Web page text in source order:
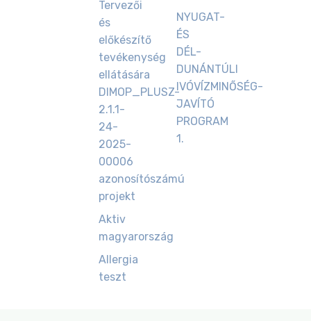
Tervezői
és
előkészítő
tevékenység
ellátására
DIMOP_PLUSZ-
2.1.1-
24-
2025-
00006
azonosítószámú
projekt
Aktiv
magyarország
Allergia
teszt
NYUGAT-
ÉS
DÉL-
DUNÁNTÚLI
IVÓVÍZMINŐSÉG-
JAVÍTÓ
PROGRAM
1.